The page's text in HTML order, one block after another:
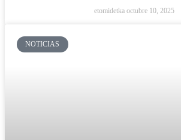
etomidetka octubre 10, 2025
NOTICIAS